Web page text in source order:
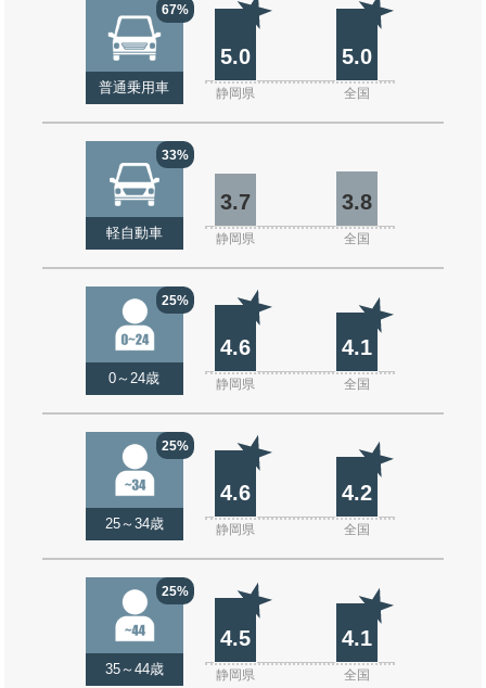
67%
普通乗用車
5.0 5.0
静岡県 全国
33%
軽自動車
3.7 3.8
静岡県 全国
25%
0～24歳
4.6 4.1
静岡県 全国
25%
25～34歳
4.6 4.2
静岡県 全国
25%
35～44歳
4.5 4.1
静岡県 全国